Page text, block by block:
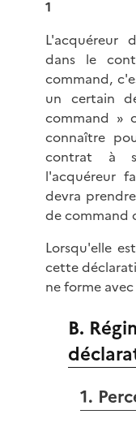
1
L'acquéreur
dans le
command,
un certain
command »
connaître
contrat à
l'acquéreur
devra
de command
Lorsqu'elle
cette
ne forme
B.
1.